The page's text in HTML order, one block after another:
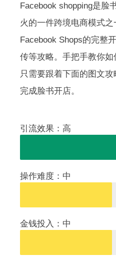
Facebook shopping是脸
火的一件跨境电商模式
Facebook Shops的完整
传等攻略。手把手教你如
只需要跟着下面的图文
完成脸书开店。
引流效果：高
操作难度：中
金钱投入：中